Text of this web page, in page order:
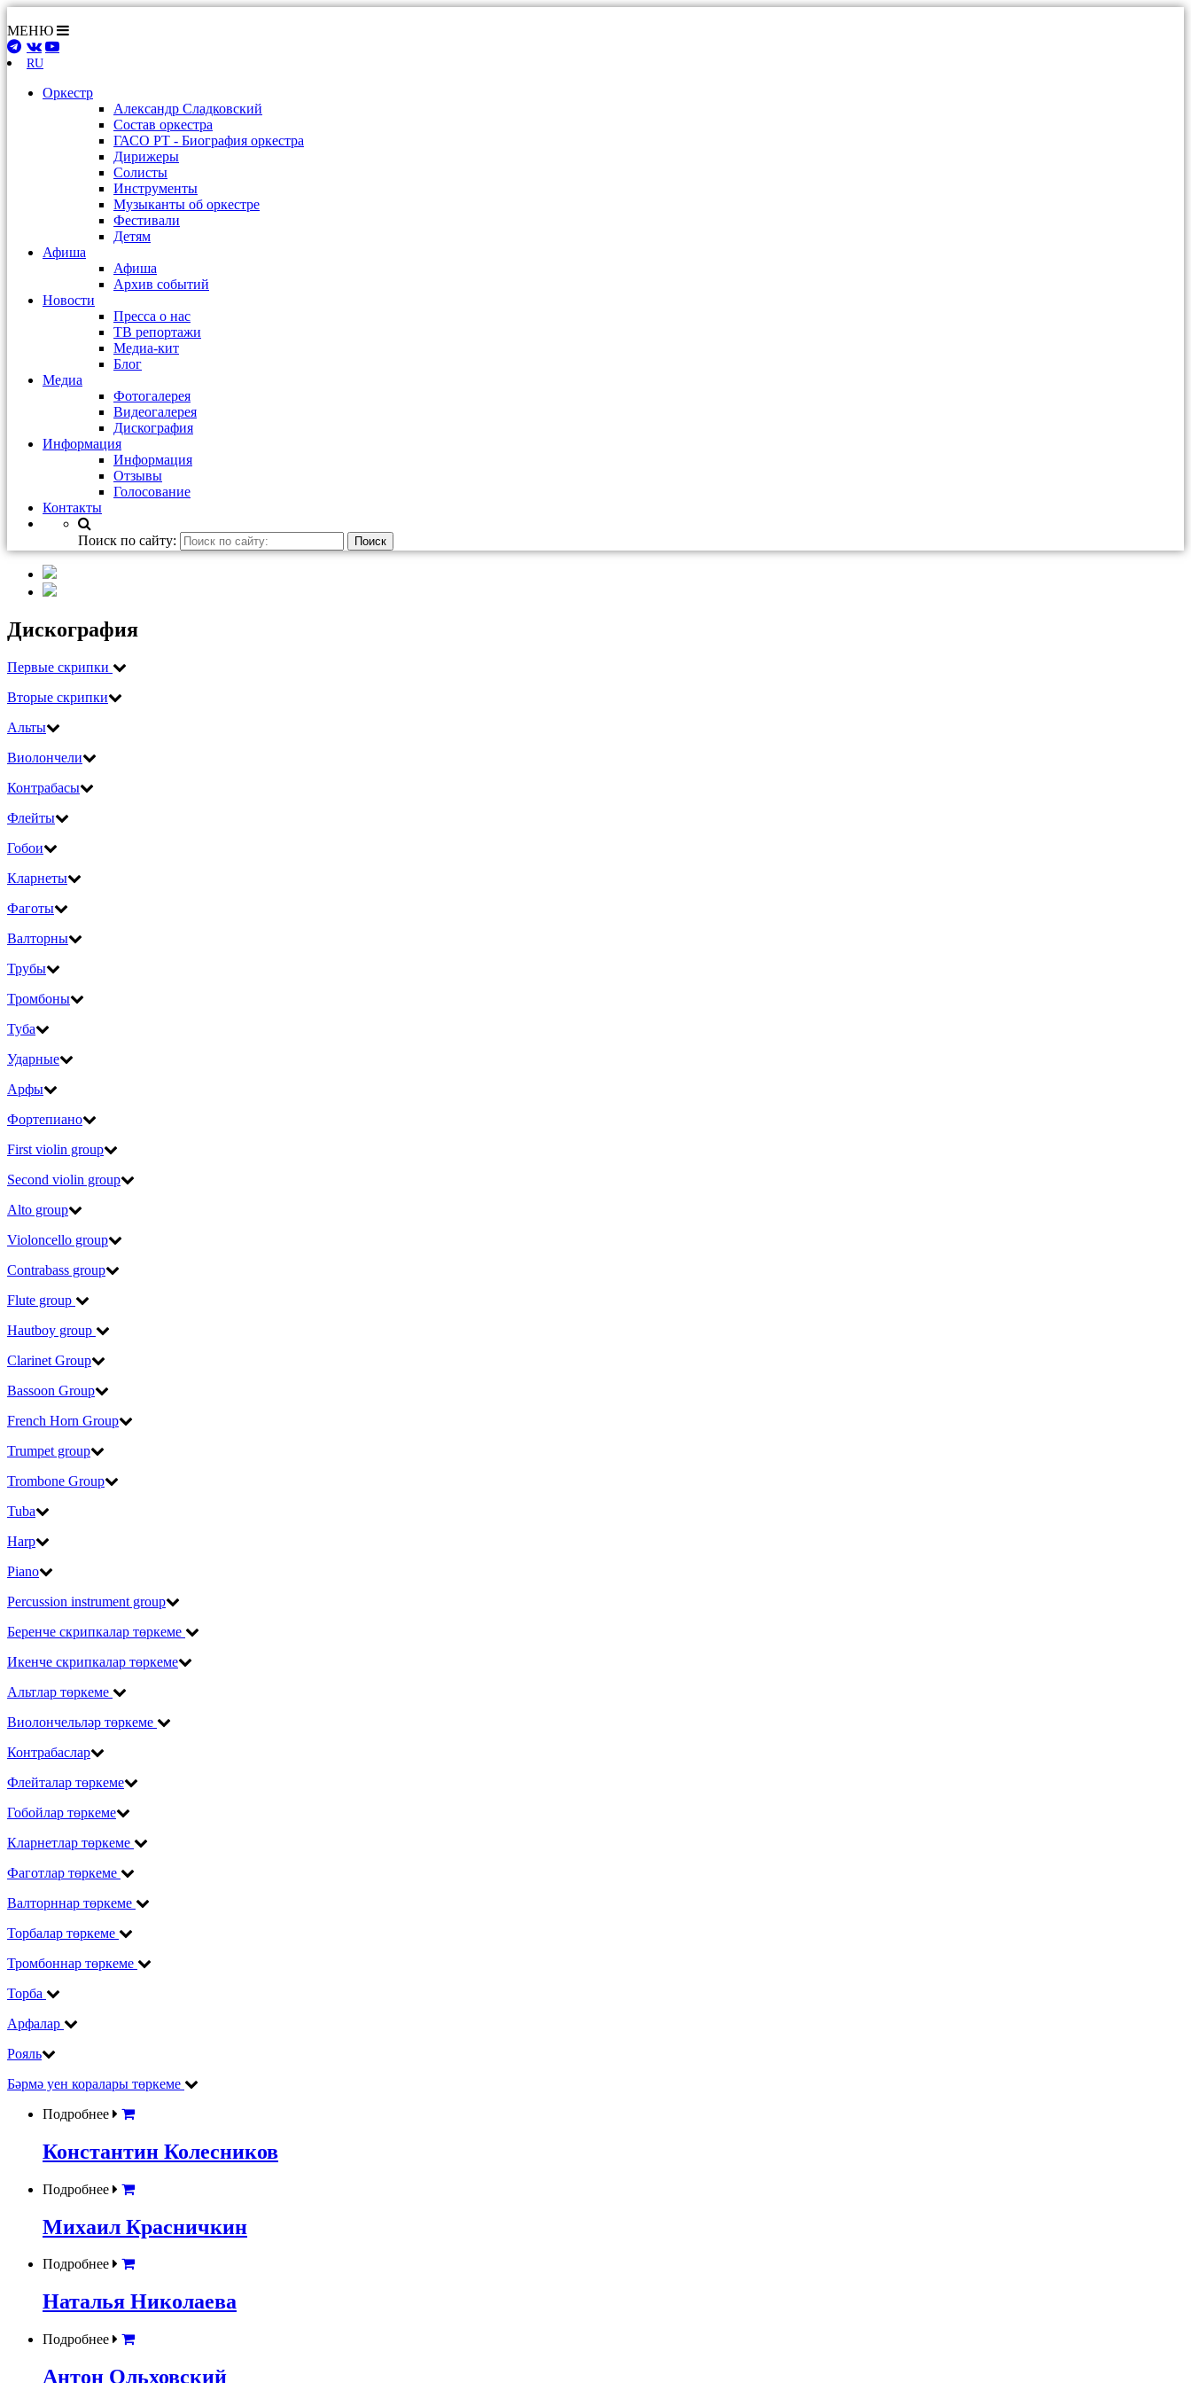
МЕНЮ
RU
Оркестр
Александр Сладковский
Состав оркестра
ГАСО РТ - Биография оркестра
Дирижеры
Солисты
Инструменты
Музыканты об оркестре
Фестивали
Детям
Афиша
Афиша
Архив событий
Новости
Пресса о нас
ТВ репортажи
Медиа-кит
Блог
Медиа
Фотогалерея
Видеогалерея
Дискография
Информация
Информация
Отзывы
Голосование
Контакты
Поиск по сайту:
Дискография
Первые скрипки
Вторые скрипки
Альты
Виолончели
Контрабасы
Флейты
Гобои
Кларнеты
Фаготы
Валторны
Трубы
Тромбоны
Туба
Ударные
Арфы
Фортепиано
First violin group
Second violin group
Alto group
Violoncello group
Contrabass group
Flute group
Hautboy group
Clarinet Group
Bassoon Group
French Horn Group
Trumpet group
Trombone Group
Tuba
Harp
Piano
Percussion instrument group
Беренче скрипкалар төркеме
Икенче скрипкалар төркеме
Альтлар төркеме
Виолончельләр төркеме
Контрабаслар
Флейталар төркеме
Гобойлар төркеме
Кларнетлар төркеме
Фаготлар төркеме
Валторннар төркеме
Торбалар төркеме
Тромбоннар төркеме
Торба
Арфалар
Рояль
Бәрмә уен коралары төркеме
Подробнее
Константин Колесников
Подробнее
Михаил Красничкин
Подробнее
Наталья Николаева
Подробнее
Антон Ольховский